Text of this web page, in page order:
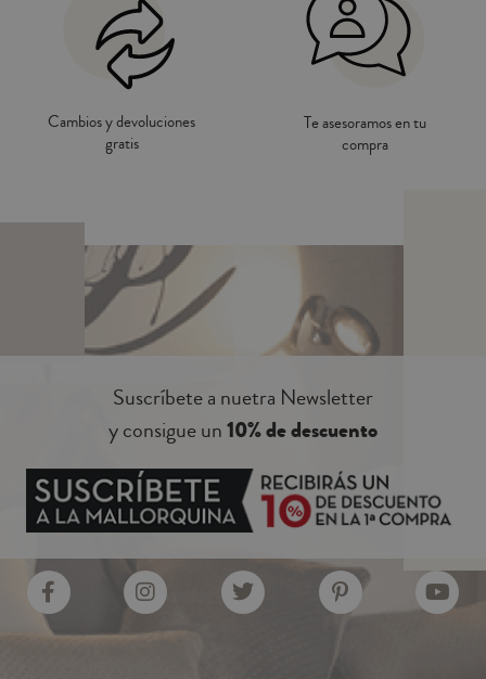
Cambios y devoluciones
gratis
Te asesoramos en tu
compra
Suscríbete a nuetra Newsletter
y consigue un10% de descuento